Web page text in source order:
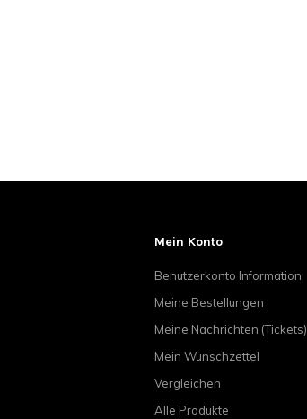
Mein Konto
Benutzerkonto Information
Meine Bestellungen
Meine Nachrichten (Tickets)
Mein Wunschzettel
Vergleichen
Alle Produkte